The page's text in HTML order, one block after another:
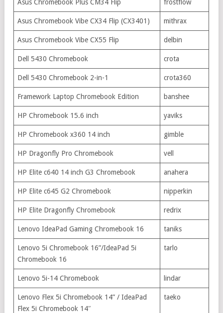
Asus Chromebook Plus CM34 Flip frostflow
Asus Chromebook Vibe CX34 Flip (CX3401) mithrax
Asus Chromebook Vibe CX55 Flip delbin
Dell 5430 Chromebook crota
Dell 5430 Chromebook 2-in-1 crota360
Framework Laptop Chromebook Edition banshee
HP Chromebook 15.6 inch yaviks
HP Chromebook x360 14 inch gimble
HP Dragonfly Pro Chromebook vell
HP Elite c640 14 inch G3 Chromebook anahera
HP Elite c645 G2 Chromebook nipperkin
HP Elite Dragonfly Chromebook redrix
Lenovo IdeaPad Gaming Chromebook 16 taniks
Lenovo 5i Chromebook 16”/IdeaPad 5i
Chromebook 16
tarlo
Lenovo 5i-14 Chromebook lindar
Lenovo Flex 5i Chromebook 14” / IdeaPad
Flex 5i Chromebook 14″
taeko